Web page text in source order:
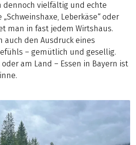
dennoch vielfältig und echte
Leberkäse“ oder
man in fast jedem Wirtshaus.
auch den Ausdruck eines
– gemütlich und gesellig.
am Land – Essen in Bayern ist